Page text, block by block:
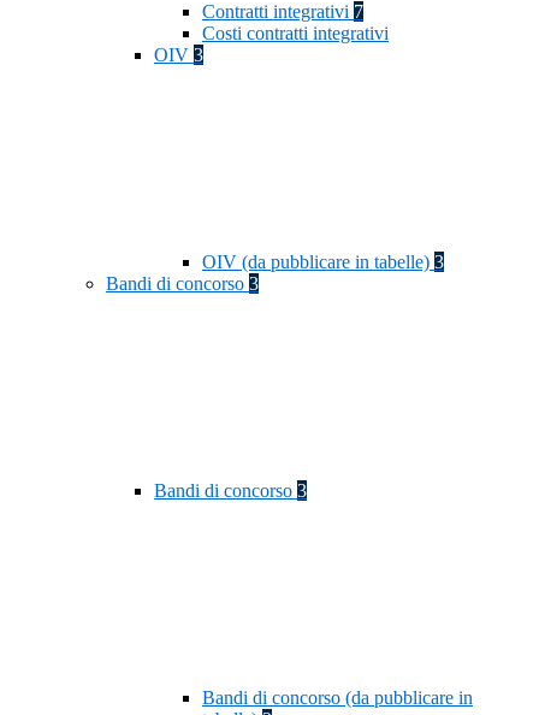
Contratti integrativi 7
Costi contratti integrativi
OIV 3
OIV (da pubblicare in tabelle) 3
Bandi di concorso 3
Bandi di concorso 3
Bandi di concorso (da pubblicare in